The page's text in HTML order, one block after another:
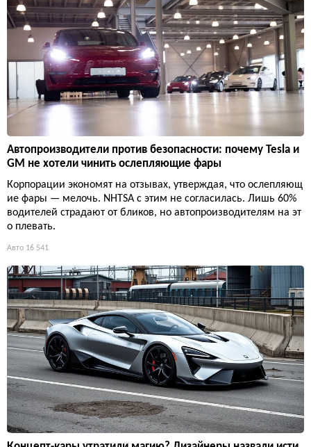
Автопроизводители против безопасности: почему Tesla и
GM не хотели чинить ослепляющие фары
Корпорации экономят на отзывах, утверждая, что ослепляющ
ие фары — мелочь. NHTSA с этим не согласилась. Лишь 60%
водителей страдают от бликов, но автопроизводителям на эт
о плевать.
Авто 16 541